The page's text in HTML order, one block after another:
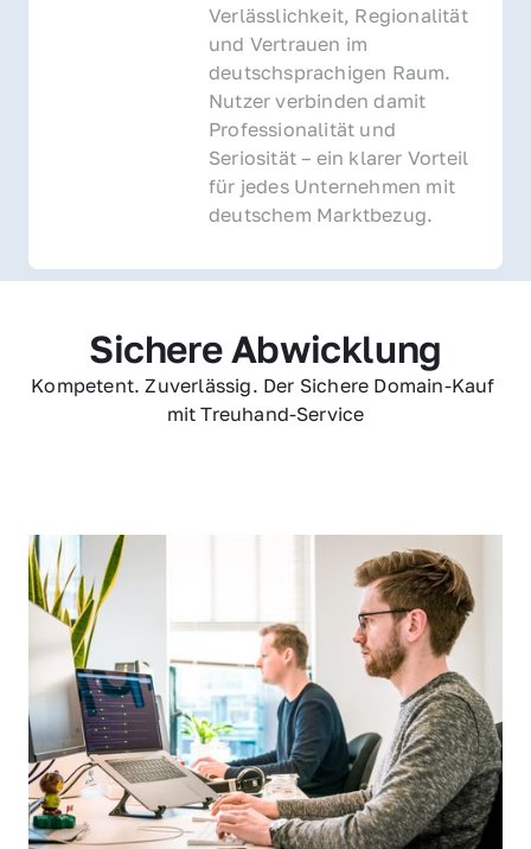
Verlässlichkeit, Regionalität
und Vertrauen im
deutschsprachigen Raum.
Nutzer verbinden damit
Professionalität und
Seriosität – ein klarer Vorteil
für jedes Unternehmen mit
deutschem Marktbezug.
Sichere Abwicklung
Kompetent. Zuverlässig. Der Sichere Domain-Kauf
mit Treuhand-Service